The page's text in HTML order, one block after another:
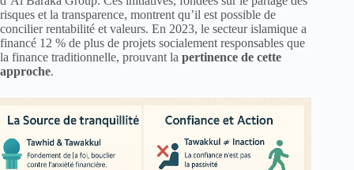
risques et la transparence, montrent qu’il est possible de
concilier rentabilité et valeurs. En 2023, le secteur islamique a
financé 12 % de plus de projets socialement responsables que
la finance traditionnelle, prouvant la pertinence de cette
approche.